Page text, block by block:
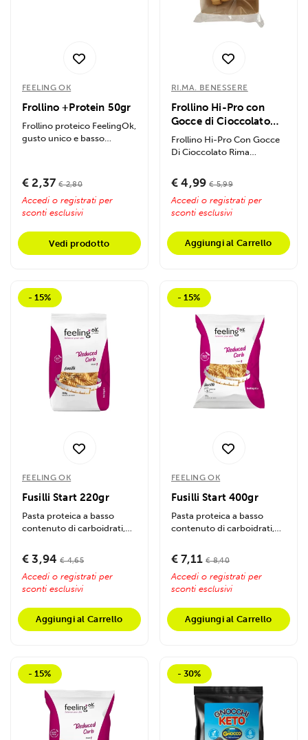
FEELING OK
Frollino +Protein 50gr
Frollino proteico FeelingOk,
gusto unico e basso
€ 2,37 € 2,80
Accedi o registrati per
sconti esclusivi
Vedi prodotto
RI.MA. BENESSERE
Frollino Hi-Pro con
Gocce di Cioccolato
120g
Frollino Hi-Pro Con Gocce
Di Cioccolato Rima
€ 4,99 € 5,99
Accedi o registrati per
sconti esclusivi
Aggiungi al Carrello
- 15%
FEELING OK
Fusilli Start 220gr
Pasta proteica a basso
contenuto di carboidrati,
chetogeniche. Gusto...
€ 3,94 € 4,65
Accedi o registrati per
sconti esclusivi
Aggiungi al Carrello
- 15%
FEELING OK
Fusilli Start 400gr
Pasta proteica a basso
contenuto di carboidrati,
di...
€ 7,11 € 8,40
Accedi o registrati per
sconti esclusivi
Aggiungi al Carrello
- 15% - 30%